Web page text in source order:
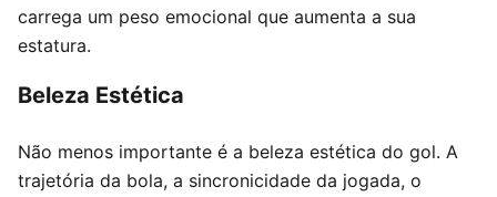
carrega um peso emocional que aumenta a sua
estatura.
Beleza Estética
Não menos importante é a beleza estética do gol. A
trajetória da bola, a sincronicidade da jogada, o